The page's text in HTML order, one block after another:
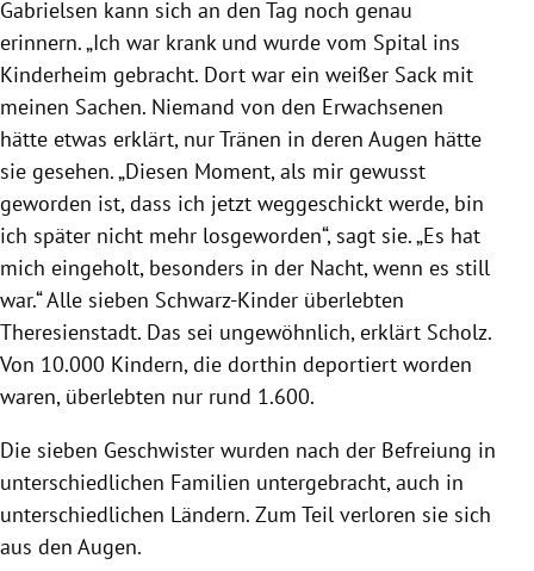
Gabrielsen kann sich an den Tag noch genau
erinnern. „Ich war krank und wurde vom Spital ins
Kinderheim gebracht. Dort war ein weißer Sack mit
meinen Sachen. Niemand von den Erwachsenen
hätte etwas erklärt, nur Tränen in deren Augen hätte
sie gesehen. „Diesen Moment, als mir gewusst
geworden ist, dass ich jetzt weggeschickt werde, bin
ich später nicht mehr losgeworden“, sagt sie. „Es hat
mich eingeholt, besonders in der Nacht, wenn es still
war.“ Alle sieben Schwarz-Kinder überlebten
Theresienstadt. Das sei ungewöhnlich, erklärt Scholz.
Von 10.000 Kindern, die dorthin deportiert worden
waren, überlebten nur rund 1.600.
Die sieben Geschwister wurden nach der Befreiung in
unterschiedlichen Familien untergebracht, auch in
unterschiedlichen Ländern. Zum Teil verloren sie sich
aus den Augen.